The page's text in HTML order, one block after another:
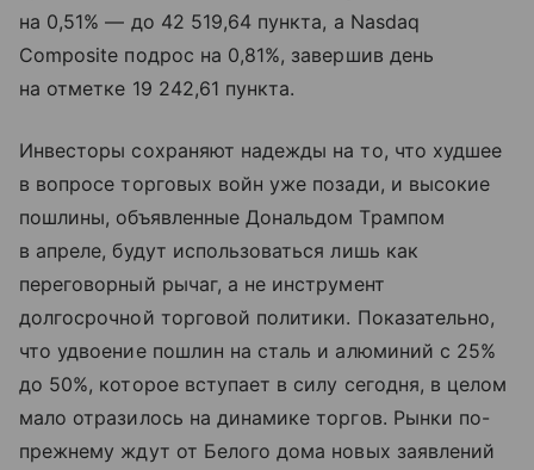
на 0,51% — до 42 519,64 пункта, а Nasdaq
Composite подрос на 0,81%, завершив день
на отметке 19 242,61 пункта.
Инвесторы сохраняют надежды на то, что худшее
в вопросе торговых войн уже позади, и высокие
пошлины, объявленные Дональдом Трампом
в апреле, будут использоваться лишь как
переговорный рычаг, а не инструмент
долгосрочной торговой политики. Показательно,
что удвоение пошлин на сталь и алюминий с 25%
до 50%, которое вступает в силу сегодня, в целом
мало отразилось на динамике торгов. Рынки по-
прежнему ждут от Белого дома новых заявлений